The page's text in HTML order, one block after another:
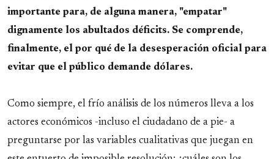
importante para, de alguna manera, "empatar"
dignamente los abultados déficits. Se comprende,
finalmente, el por qué de la desesperación oficial para
evitar que el público demande dólares.
Como siempre, el frío análisis de los números lleva a los
actores económicos -incluso el ciudadano de a pie- a
preguntarse por las variables cualitativas que juegan en